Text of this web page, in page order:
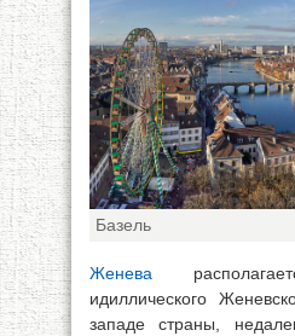
Базель
Женева
идиллического
западе страны,